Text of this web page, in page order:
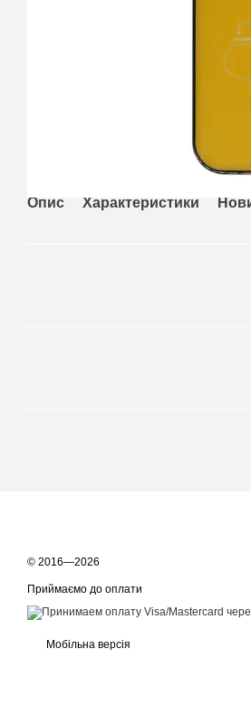
Опис Характеристики
© 2016—2026
Приймаємо до оплати
Мобільна версія